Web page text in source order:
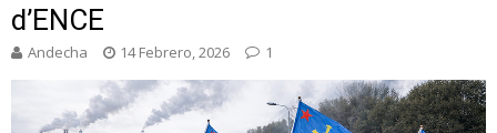
d’ENCE
Andecha 14 Febrero, 2026 1